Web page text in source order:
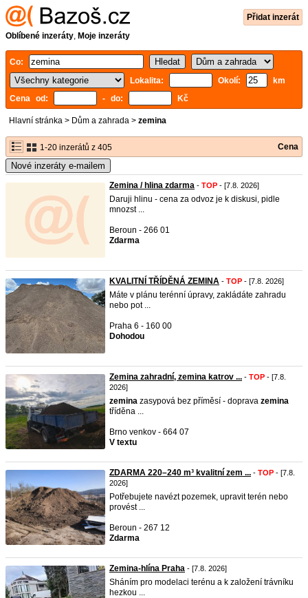
Přidat inzerát
Oblíbené inzeráty, Moje inzeráty
Co:
Lokalita:
Okolí:
km
Cena od:
- do: Kč
Hlavní stránka > Dům a zahrada > zemina
1-20 inzerátů z 405 Cena
Nové inzeráty e-mailem
Zemina / hlina zdarma - TOP - [7.8. 2026]
Daruji hlinu - cena za odvoz je k diskusi, pidle
mnozst ...
Beroun - 266 01
Zdarma
KVALITNÍ TŘÍDĚNÁ ZEMINA - TOP - [7.8. 2026]
Máte v plánu terénní úpravy, zakládáte zahradu
nebo pot ...
Praha 6 - 160 00
Dohodou
Zemina zahradní, zemina katrov ... - TOP - [7.8.
2026]
zemina zasypová bez příměsí - doprava zemina
tříděna ...
Brno venkov - 664 07
V textu
ZDARMA 220–240 m³ kvalitní zem ... - TOP - [7.8.
2026]
Potřebujete navézt pozemek, upravit terén nebo
provést ...
Beroun - 267 12
Zdarma
Zemina-hlína Praha - [7.8. 2026]
Sháním pro modelaci terénu a k založení trávníku
hezkou ...